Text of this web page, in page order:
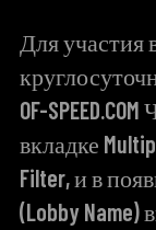
Для участия
OF-
вкладке
Filter, и в
(Lobby Name)